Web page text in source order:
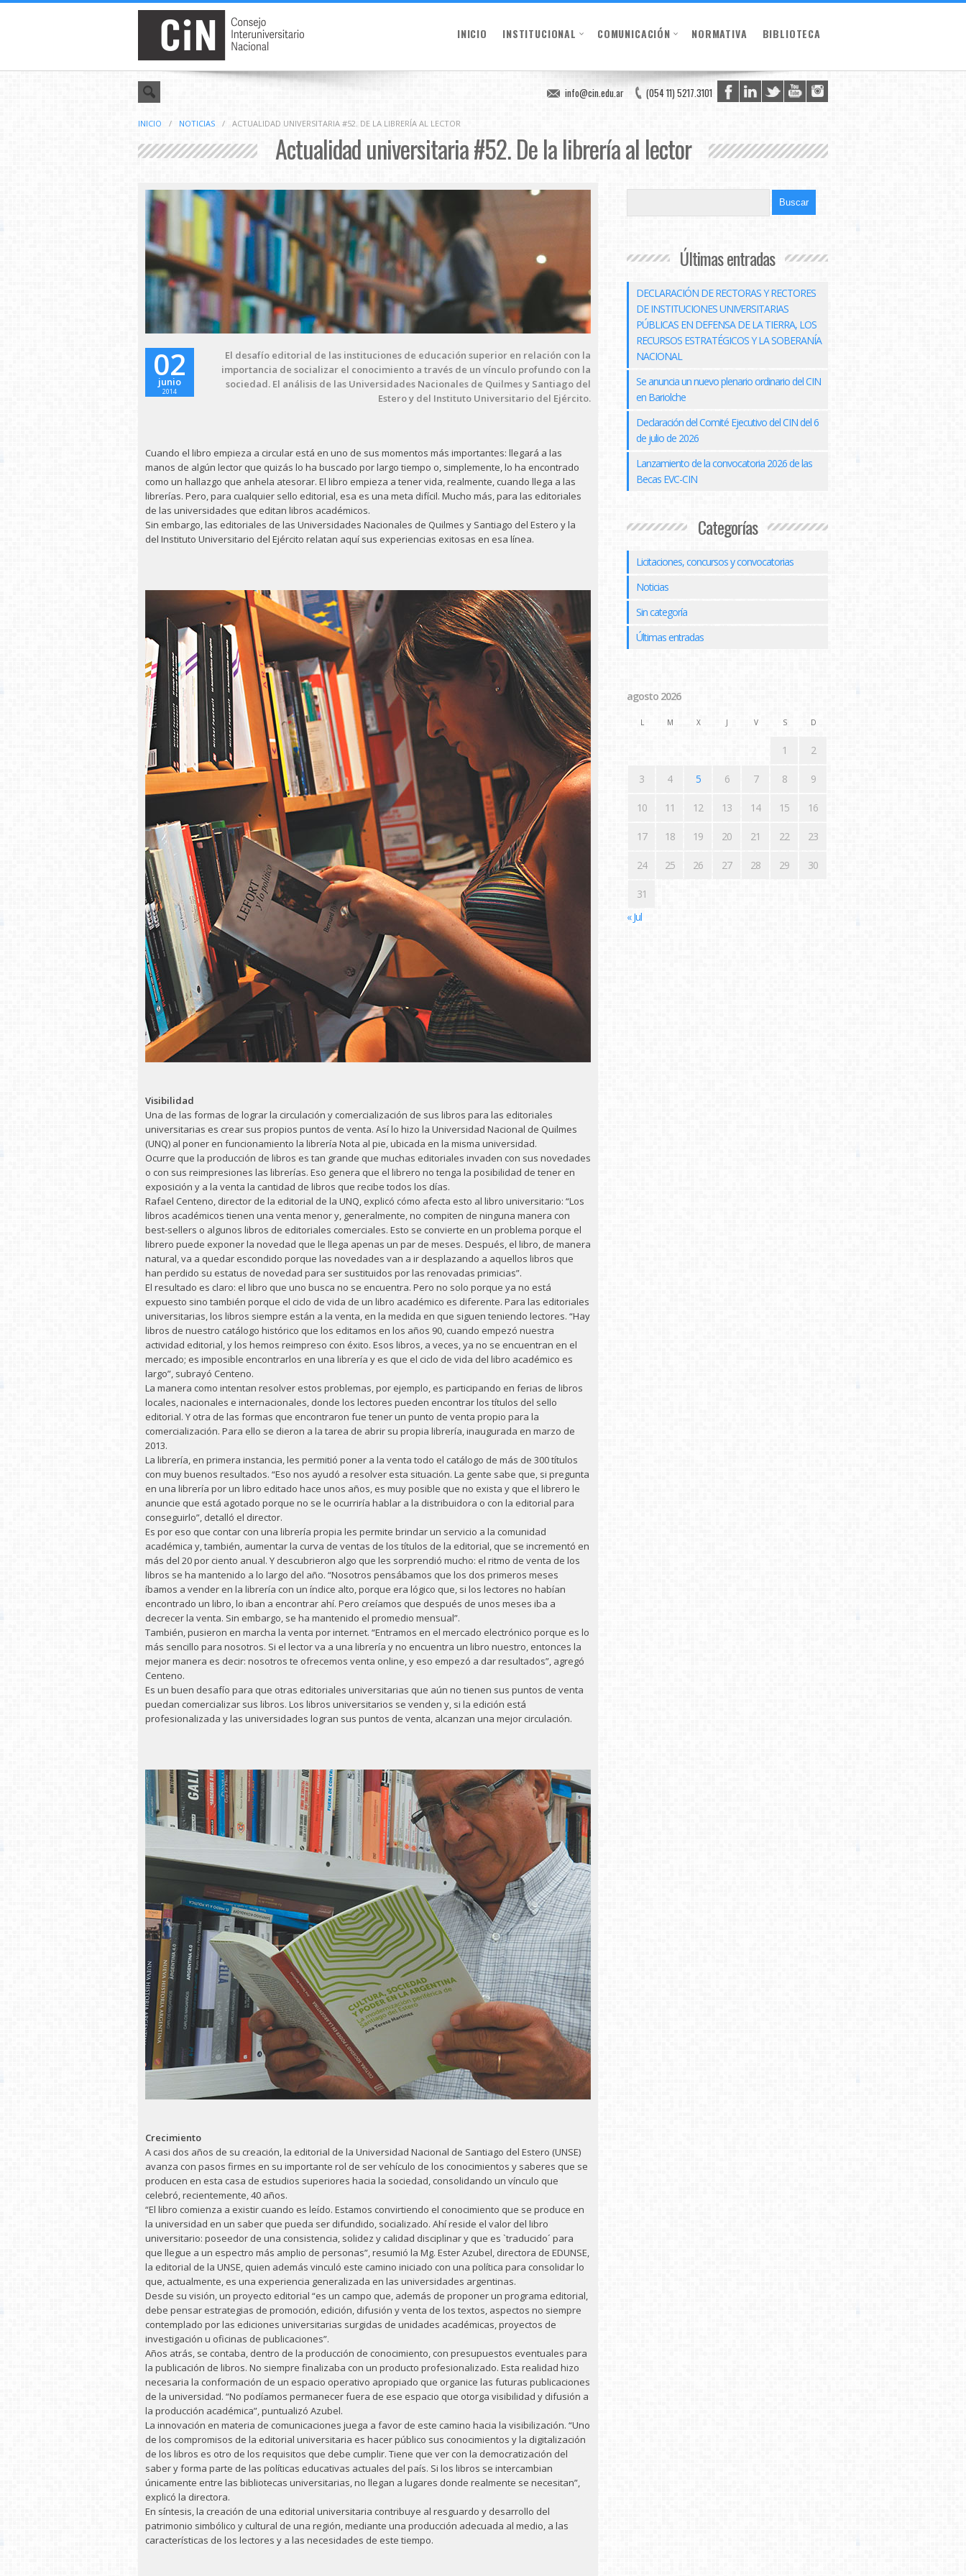
INICIO INSTITUCIONAL COMUNICACIÓN NORMATIVA BIBLIOTECA
(054 11) 5217.3101
info@cin.edu.ar
INICIO / NOTICIAS / ACTUALIDAD UNIVERSITARIA #52. DE LA LIBRERÍA AL LECTOR
Actualidad universitaria #52. De la librería al lector
02
junio
2014
El desafío editorial de las instituciones de educación superior en relación con la
importancia de socializar el conocimiento a través de un vínculo profundo con la
sociedad. El análisis de las Universidades Nacionales de Quilmes y Santiago del
Estero y del Instituto Universitario del Ejército.
Cuando el libro empieza a circular está en uno de sus momentos más importantes: llegará a las
manos de algún lector que quizás lo ha buscado por largo tiempo o, simplemente, lo ha encontrado
como un hallazgo que anhela atesorar. El libro empieza a tener vida, realmente, cuando llega a las
librerías. Pero, para cualquier sello editorial, esa es una meta difícil. Mucho más, para las editoriales
de las universidades que editan libros académicos.
Sin embargo, las editoriales de las Universidades Nacionales de Quilmes y Santiago del Estero y la
del Instituto Universitario del Ejército relatan aquí sus experiencias exitosas en esa línea.
Visibilidad
Una de las formas de lograr la circulación y comercialización de sus libros para las editoriales
universitarias es crear sus propios puntos de venta. Así lo hizo la Universidad Nacional de Quilmes
(UNQ) al poner en funcionamiento la librería Nota al pie, ubicada en la misma universidad.
Ocurre que la producción de libros es tan grande que muchas editoriales invaden con sus novedades
o con sus reimpresiones las librerías. Eso genera que el librero no tenga la posibilidad de tener en
exposición y a la venta la cantidad de libros que recibe todos los días.
Rafael Centeno, director de la editorial de la UNQ, explicó cómo afecta esto al libro universitario: “Los
libros académicos tienen una venta menor y, generalmente, no compiten de ninguna manera con
best-sellers o algunos libros de editoriales comerciales. Esto se convierte en un problema porque el
librero puede exponer la novedad que le llega apenas un par de meses. Después, el libro, de manera
natural, va a quedar escondido porque las novedades van a ir desplazando a aquellos libros que
han perdido su estatus de novedad para ser sustituidos por las renovadas primicias”.
El resultado es claro: el libro que uno busca no se encuentra. Pero no solo porque ya no está
expuesto sino también porque el ciclo de vida de un libro académico es diferente. Para las editoriales
universitarias, los libros siempre están a la venta, en la medida en que siguen teniendo lectores. “Hay
libros de nuestro catálogo histórico que los editamos en los años 90, cuando empezó nuestra
actividad editorial, y los hemos reimpreso con éxito. Esos libros, a veces, ya no se encuentran en el
mercado; es imposible encontrarlos en una librería y es que el ciclo de vida del libro académico es
largo”, subrayó Centeno.
La manera como intentan resolver estos problemas, por ejemplo, es participando en ferias de libros
locales, nacionales e internacionales, donde los lectores pueden encontrar los títulos del sello
editorial. Y otra de las formas que encontraron fue tener un punto de venta propio para la
comercialización. Para ello se dieron a la tarea de abrir su propia librería, inaugurada en marzo de
2013.
La librería, en primera instancia, les permitió poner a la venta todo el catálogo de más de 300 títulos
con muy buenos resultados. “Eso nos ayudó a resolver esta situación. La gente sabe que, si pregunta
en una librería por un libro editado hace unos años, es muy posible que no exista y que el librero le
anuncie que está agotado porque no se le ocurriría hablar a la distribuidora o con la editorial para
conseguirlo”, detalló el director.
Es por eso que contar con una librería propia les permite brindar un servicio a la comunidad
académica y, también, aumentar la curva de ventas de los títulos de la editorial, que se incrementó en
más del 20 por ciento anual. Y descubrieron algo que les sorprendió mucho: el ritmo de venta de los
libros se ha mantenido a lo largo del año. “Nosotros pensábamos que los dos primeros meses
íbamos a vender en la librería con un índice alto, porque era lógico que, si los lectores no habían
encontrado un libro, lo iban a encontrar ahí. Pero creíamos que después de unos meses iba a
decrecer la venta. Sin embargo, se ha mantenido el promedio mensual”.
También, pusieron en marcha la venta por internet. “Entramos en el mercado electrónico porque es lo
más sencillo para nosotros. Si el lector va a una librería y no encuentra un libro nuestro, entonces la
mejor manera es decir: nosotros te ofrecemos venta online, y eso empezó a dar resultados”, agregó
Centeno.
Es un buen desafío para que otras editoriales universitarias que aún no tienen sus puntos de venta
puedan comercializar sus libros. Los libros universitarios se venden y, si la edición está
profesionalizada y las universidades logran sus puntos de venta, alcanzan una mejor circulación.
Crecimiento
A casi dos años de su creación, la editorial de la Universidad Nacional de Santiago del Estero (UNSE)
avanza con pasos firmes en su importante rol de ser vehículo de los conocimientos y saberes que se
producen en esta casa de estudios superiores hacia la sociedad, consolidando un vínculo que
celebró, recientemente, 40 años.
“El libro comienza a existir cuando es leído. Estamos convirtiendo el conocimiento que se produce en
la universidad en un saber que pueda ser difundido, socializado. Ahí reside el valor del libro
universitario: poseedor de una consistencia, solidez y calidad disciplinar y que es `traducido´ para
que llegue a un espectro más amplio de personas”, resumió la Mg. Ester Azubel, directora de EDUNSE,
la editorial de la UNSE, quien además vinculó este camino iniciado con una política para consolidar lo
que, actualmente, es una experiencia generalizada en las universidades argentinas.
Desde su visión, un proyecto editorial “es un campo que, además de proponer un programa editorial,
debe pensar estrategias de promoción, edición, difusión y venta de los textos, aspectos no siempre
contemplado por las ediciones universitarias surgidas de unidades académicas, proyectos de
investigación u oficinas de publicaciones”.
Años atrás, se contaba, dentro de la producción de conocimiento, con presupuestos eventuales para
la publicación de libros. No siempre finalizaba con un producto profesionalizado. Esta realidad hizo
necesaria la conformación de un espacio operativo apropiado que organice las futuras publicaciones
de la universidad. “No podíamos permanecer fuera de ese espacio que otorga visibilidad y difusión a
la producción académica”, puntualizó Azubel.
La innovación en materia de comunicaciones juega a favor de este camino hacia la visibilización. “Uno
de los compromisos de la editorial universitaria es hacer público sus conocimientos y la digitalización
de los libros es otro de los requisitos que debe cumplir. Tiene que ver con la democratización del
saber y forma parte de las políticas educativas actuales del país. Si los libros se intercambian
únicamente entre las bibliotecas universitarias, no llegan a lugares donde realmente se necesitan”,
explicó la directora.
En síntesis, la creación de una editorial universitaria contribuye al resguardo y desarrollo del
patrimonio simbólico y cultural de una región, mediante una producción adecuada al medio, a las
características de los lectores y a las necesidades de este tiempo.
Últimas entradas
DECLARACIÓN DE RECTORAS Y RECTORES
DE INSTITUCIONES UNIVERSITARIAS
PÚBLICAS EN DEFENSA DE LA TIERRA, LOS
RECURSOS ESTRATÉGICOS Y LA SOBERANÍA
NACIONAL
Se anuncia un nuevo plenario ordinario del CIN
en Bariolche
Declaración del Comité Ejecutivo del CIN del 6
de julio de 2026
Lanzamiento de la convocatoria 2026 de las
Becas EVC-CIN
Categorías
Licitaciones, concursos y convocatorias
Noticias
Sin categoría
Últimas entradas
agosto 2026
L M X J V S D
1 2
3 4 5 6 7 8 9
10 11 12 13 14 15 16
17 18 19 20 21 22 23
24 25 26 27 28 29 30
31
« Jul